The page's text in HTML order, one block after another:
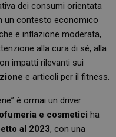
dei consumi orientata
un contesto economico
e inflazione moderata,
alla cura di sé, alla
impatti rilevanti sui
e articoli per il fitness.
è ormai un driver
e cosmetici ha
al 2023, con una